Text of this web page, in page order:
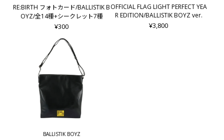
RE:BIRTH フォトカード/BALLISTIK B
OYZ/全14種+シークレット7種
¥300
OFFICIAL FLAG LIGHT PERFECT YEA
R EDITION/BALLISTIK BOYZ ver.
¥3,800
BALLISTIK BOYZ